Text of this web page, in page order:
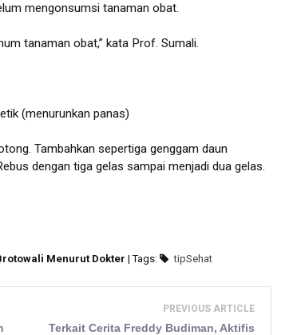
mengonsumsi tanaman obat.
tanaman obat,” kata Prof. Sumali.
(menurunkan panas)
Tambahkan sepertiga genggam daun
dengan tiga gelas sampai menjadi dua gelas.
Menurut Dokter | Tags: tipSehat
PREVIOUS ARTICLE
Terkait Cerita Freddy Budiman, Aktifis